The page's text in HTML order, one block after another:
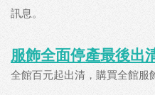
訊息。
服飾全面停產最後出
全館百元起出清，購買全館服